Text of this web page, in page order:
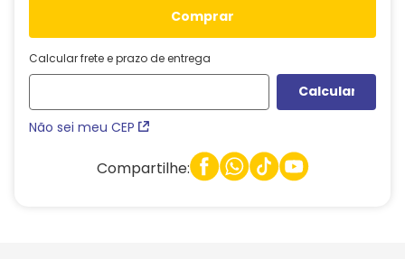
comprar
Calcular frete e prazo de entrega
Não sei meu CEP
Compartilhe: